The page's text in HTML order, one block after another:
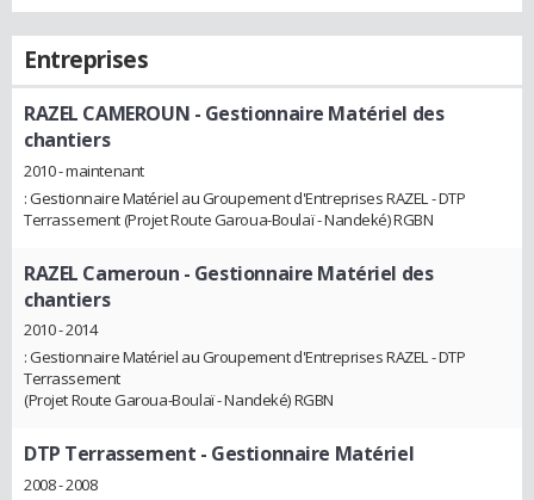
Entreprises
RAZEL CAMEROUN - Gestionnaire Matériel des
chantiers
2010 - maintenant
: Gestionnaire Matériel au Groupement d'Entreprises RAZEL - DTP
Terrassement (Projet Route Garoua-Boulaï - Nandeké) RGBN
RAZEL Cameroun - Gestionnaire Matériel des
chantiers
2010 - 2014
: Gestionnaire Matériel au Groupement d'Entreprises RAZEL - DTP
Terrassement
(Projet Route Garoua-Boulaï - Nandeké) RGBN
DTP Terrassement - Gestionnaire Matériel
2008 - 2008